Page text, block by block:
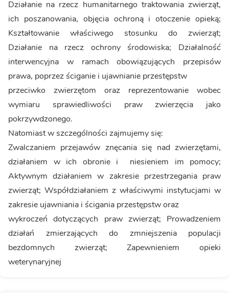
Działanie na rzecz humanitarnego traktowania zwierząt,
ich poszanowania, objęcia ochroną i otoczenie opieką;
Kształtowanie właściwego stosunku do zwierząt;
Działanie na rzecz ochrony środowiska; Działalność
interwencyjna w ramach obowiązujących przepisów
prawa, poprzez ściganie i ujawnianie przestępstw
przeciwko zwierzętom oraz reprezentowanie wobec
wymiaru sprawiedliwości praw zwierzęcia jako
pokrzywdzonego.
Natomiast w szczególności zajmujemy się:
Zwalczaniem przejawów znęcania się nad zwierzętami,
działaniem w ich obronie i niesieniem im pomocy;
Aktywnym działaniem w zakresie przestrzegania praw
zwierząt; Współdziałaniem z właściwymi instytucjami w
zakresie ujawniania i ścigania przestępstw oraz
wykroczeń dotyczących praw zwierząt; Prowadzeniem
działań zmierzających do zmniejszenia populacji
bezdomnych zwierząt; Zapewnieniem opieki
weterynaryjnej